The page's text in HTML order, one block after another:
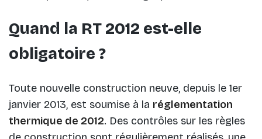
Quand la RT 2012 est-elle
obligatoire ?
Toute nouvelle construction neuve, depuis le 1er
janvier 2013, est soumise à la réglementation
thermique de 2012. Des contrôles sur les règles